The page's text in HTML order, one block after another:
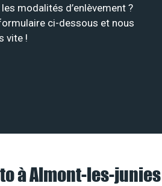
modalités d’enlèvement ?
ci-dessous et nous
vite !
à Almont-les-junies